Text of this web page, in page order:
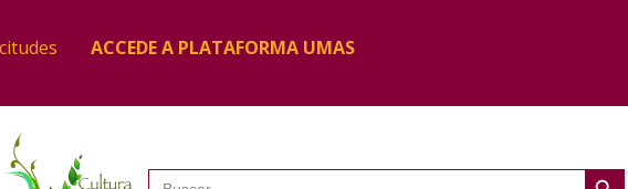
ACCEDE A PLATAFORMA UMAS
Buscar: Botón de